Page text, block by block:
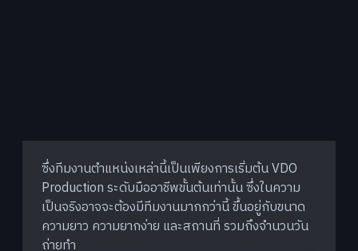
ซึ่งทีมงานตำแหน่งเหล่านี้เป็นเพียงการเริ่มต้น VDO
Production ระดับมืออาชีพขั้นต้นเท่านั้น ซึ่งในความ
เป็นจริงอาจจะต้องมีทีมงานมากกว่านี้ ขึ้นอยู่กับขนาด
ความยาว ความยากง่าย และสถานที่ รวมถึงจำนวนวัน
ถ่ายทำ